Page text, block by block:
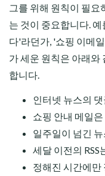
그를 위해 원칙이 필요
는 것이 중요합니다.
다'라던가, '쇼핑 이메
가 세운 원칙은 아래와
합니다.
인터넷 뉴스의
쇼핑 안내 메일
일주일이 넘긴
세달 이전의 RSS
정해진 시간에만